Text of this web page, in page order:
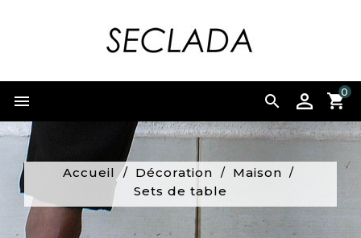

 0
Accueil Décoration
Maison
Sets de table